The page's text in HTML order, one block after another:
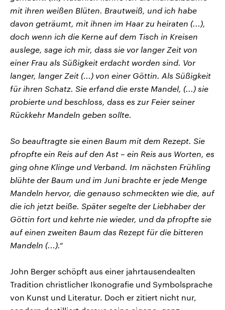
mit ihren weißen Blüten. Brautweiß, und ich habe
davon geträumt, mit ihnen im Haar zu heiraten (...),
doch wenn ich die Kerne auf dem Tisch in Kreisen
auslege, sage ich mir, dass sie vor langer Zeit von
einer Frau als Süßigkeit erdacht worden sind. Vor
langer, langer Zeit (...) von einer Göttin. Als Süßigkeit
für ihren Schatz. Sie erfand die erste Mandel, (...) sie
probierte und beschloss, dass es zur Feier seiner
Rückkehr Mandeln geben sollte.
So beauftragte sie einen Baum mit dem Rezept. Sie
pfropfte ein Reis auf den Ast – ein Reis aus Worten, es
ging ohne Klinge und Verband. Im nächsten Frühling
blühte der Baum und im Juni brachte er jede Menge
Mandeln hervor, die genauso schmeckten wie die, auf
die ich jetzt beiße. Später segelte der Liebhaber der
Göttin fort und kehrte nie wieder, und da pfropfte sie
auf einen zweiten Baum das Rezept für die bitteren
Mandeln (...).“
John Berger schöpft aus einer jahrtausendealten
Tradition christlicher Ikonografie und Symbolsprache
von Kunst und Literatur. Doch er zitiert nicht nur,